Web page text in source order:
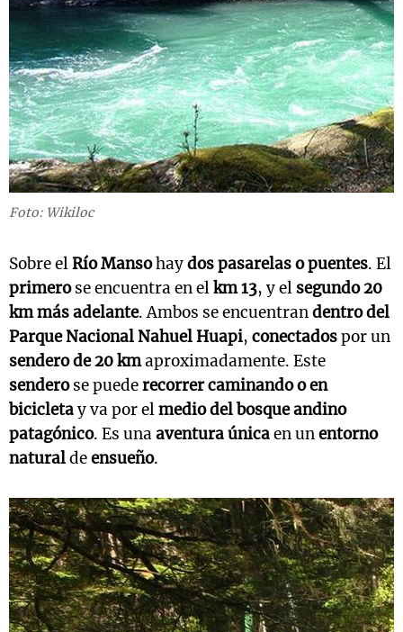
Foto: Wikiloc
Sobre elRío Mansohaydos pasarelas o puentes. El
primerose encuentra en elkm 13, y el segundo 20
km más adelante. Ambos se encuentrandentro del
Parque Nacional Nahuel Huapi, conectadospor un
sendero de 20 kmaproximadamente. Este
senderose puederecorrer caminando o en
bicicletay va por elmedio del bosque andino
patagónico. Es unaaventura únicaen unentorno
naturaldeensueño.